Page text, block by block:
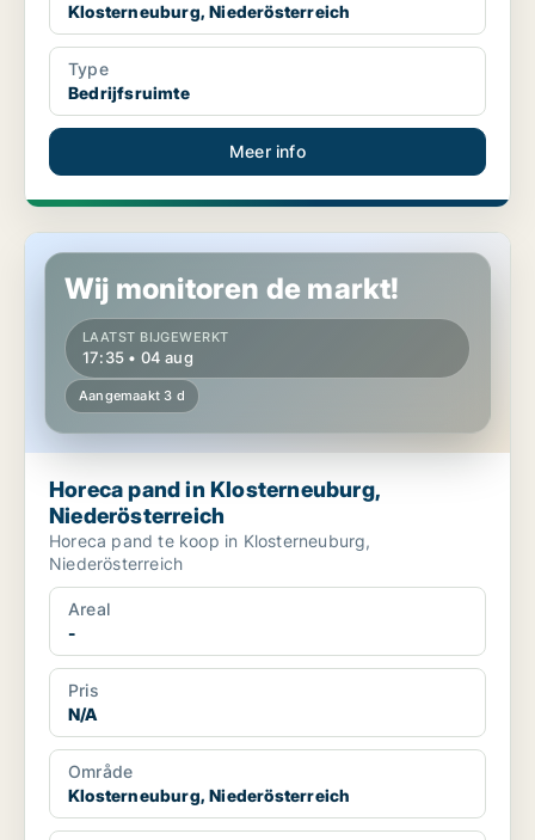
Klosterneuburg, Niederösterreich
Type
Bedrijfsruimte
Meer info
Horeca pand in Klosterneuburg, Niederösterreich
Wij monitoren de markt!
LAATST BIJGEWERKT
17:35 • 04 aug
Aangemaakt 3 d
Horeca pand in Klosterneuburg,
Niederösterreich
Horeca pand te koop in Klosterneuburg,
Niederösterreich
Areal
-
Pris
N/A
Område
Klosterneuburg, Niederösterreich